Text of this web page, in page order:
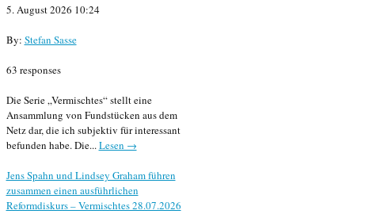
5. August 2026 10:24
By: Stefan Sasse
63 responses
Die Serie „Vermischtes“ stellt eine
Ansammlung von Fundstücken aus dem
Netz dar, die ich subjektiv für interessant
befunden habe. Die...Lesen →
Jens Spahn und Lindsey Graham führen
zusammen einen ausführlichen
Reformdiskurs – Vermischtes 28.07.2026